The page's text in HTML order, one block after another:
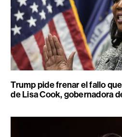
Trump pide frenar el fallo
de Lisa Cook, gobernadora